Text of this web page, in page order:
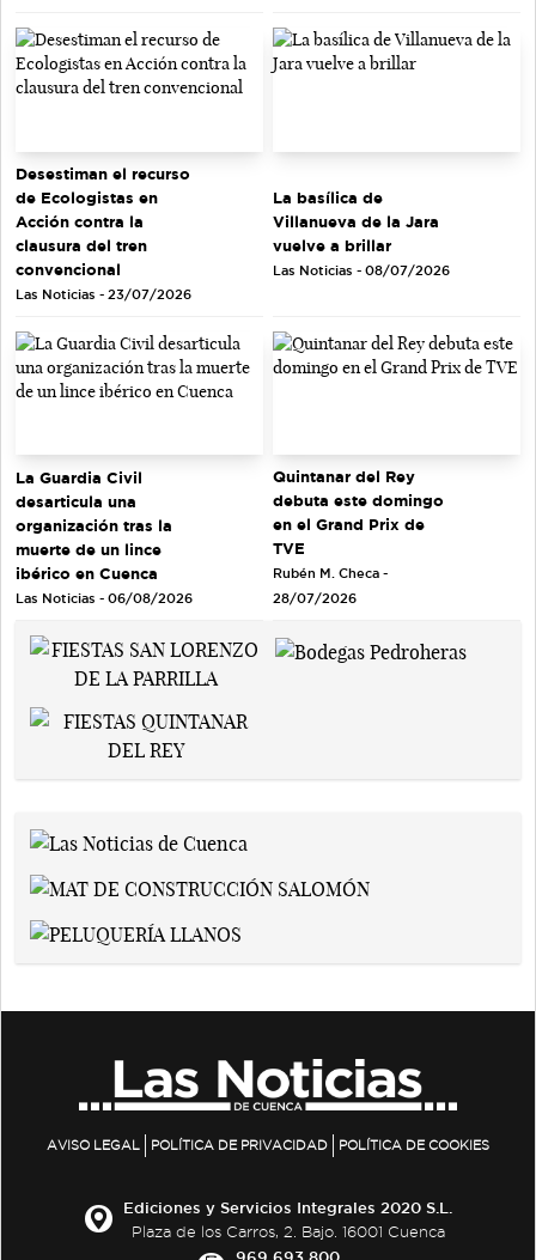
Desestiman el recurso
de Ecologistas en
Acción contra la
clausura del tren
convencional
Las Noticias - 23/07/2026
La basílica de
Villanueva de la Jara
vuelve a brillar
Las Noticias - 08/07/2026
La Guardia Civil
desarticula una
organización tras la
muerte de un lince
ibérico en Cuenca
Las Noticias - 06/08/2026
Quintanar del Rey
debuta este domingo
en el Grand Prix de
TVE
Rubén M. Checa -
28/07/2026
AVISO LEGAL POLÍTICA DE PRIVACIDAD POLÍTICA DE COOKIES
Ediciones y Servicios Integrales 2020 S.L.
Plaza de los Carros, 2. Bajo. 16001 Cuenca